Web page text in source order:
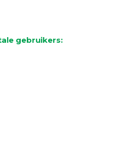
gebruikers: